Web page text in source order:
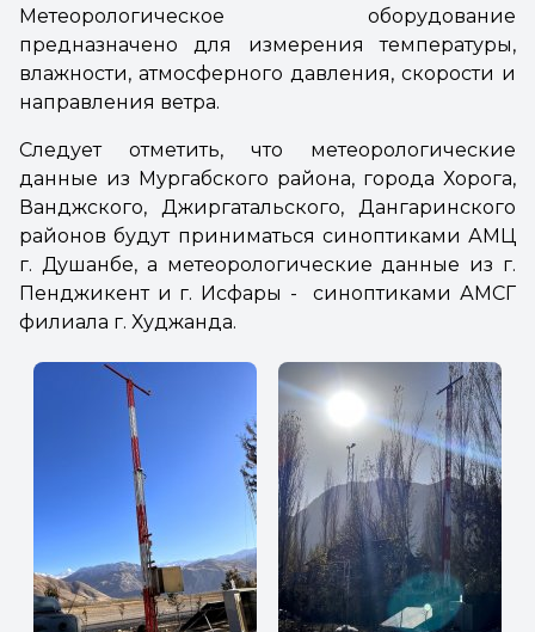
Метеорологическое оборудование
предназначено для измерения температуры,
влажности, атмосферного давления, скорости и
направления ветра.
Следует отметить, что метеорологические
данные из Мургабского района, города Хорога,
Ванджского, Джиргатальского, Дангаринского
районов будут приниматься синоптиками АМЦ
г. Душанбе, а метеорологические данные из г.
Пенджикент и г. Исфары - синоптиками АМСГ
филиала г. Худжанда.